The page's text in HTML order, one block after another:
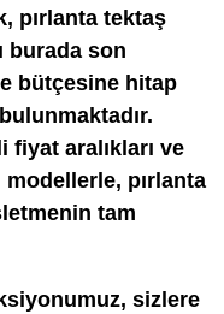
pırlanta tektaş
burada son
bütçesine hitap
fiyat aralıkları ve
modellerle, pırlanta
tam
sizlere